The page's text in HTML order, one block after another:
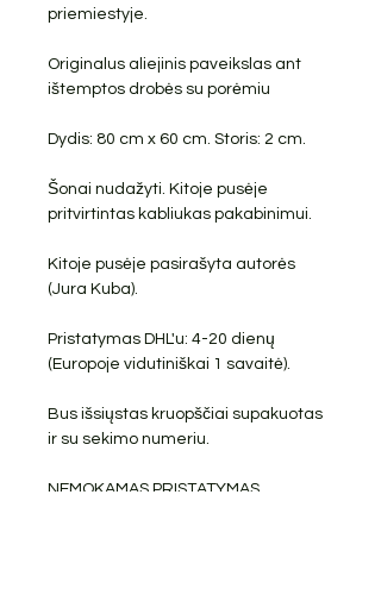
priemiestyje.
Originalus aliejinis paveikslas ant
ištemptos drobės su porėmiu
Dydis: 80 cm x 60 cm. Storis: 2 cm.
Šonai nudažyti. Kitoje pusėje
pritvirtintas kabliukas pakabinimui.
Kitoje pusėje pasirašyta autorės
(Jura Kuba).
Pristatymas DHL'u: 4-20 dienų
(Europoje vidutiniškai 1 savaitė).
Bus išsiųstas kruopščiai supakuotas
ir su sekimo numeriu.
NEMOKAMAS PRISTATYMAS